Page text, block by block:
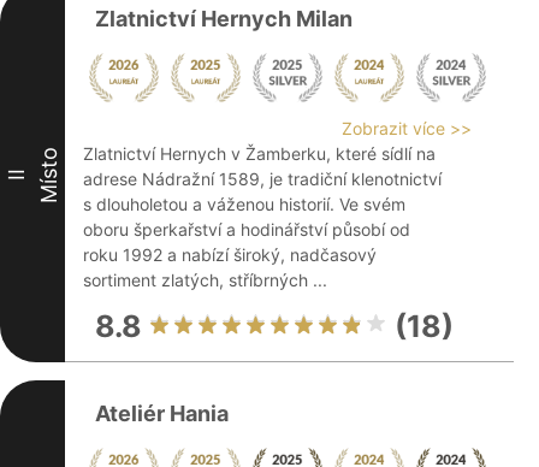
II Místo
Zlatnictví Hernych Milan
Zobrazit více >>
Zlatnictví Hernych v Žamberku, které sídlí na
adrese Nádražní 1589, je tradiční klenotnictví
s dlouholetou a váženou historií. Ve svém
oboru šperkařství a hodinářství působí od
roku 1992 a nabízí široký, nadčasový
sortiment zlatých, stříbrných ...
8.8 (18)
Ateliér Hania